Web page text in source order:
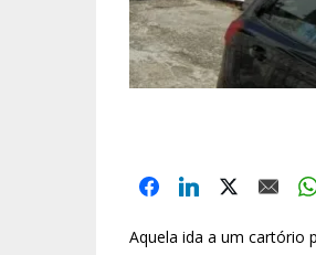
Aquela ida a um cartório